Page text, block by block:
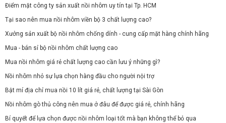
Điểm mặt công ty sản xuất nồi nhôm uy tín tại Tp. HCM
Tại sao nên mua nồi nhôm viền bộ 3 chất lượng cao?
Xưởng sản xuất bộ nồi nhôm chống dính - cung cấp mặt hàng chính hãng
Mua - bán sỉ bộ nồi nhôm chất lượng cao
Mua nồi nhôm giá rẻ chất lượng cao cần lưu ý những gì?
Nồi nhôm nhỏ sự lựa chọn hàng đầu cho người nội trợ
Bật mí địa chỉ mua nồi 10 lít giá rẻ, chất lượng tại Sài Gòn
Nồi nhôm gò thủ công nên mua ở đâu để được giá rẻ, chính hãng
Bí quyết để lựa chọn được nồi nhôm loại tốt mà bạn không thể bỏ qua